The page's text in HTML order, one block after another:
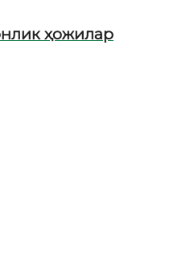
ҳожилар